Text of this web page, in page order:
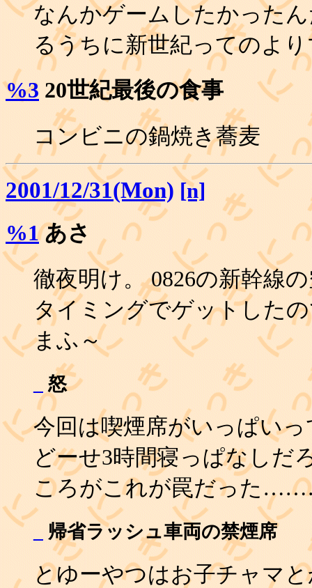
なんかゲームしたかった
るうちに新世紀ってのよ
%3 20世紀最後の食事
コンビニの鍋焼き蕎麦
2001/12/31(Mon) [n]
%1あさ
徹夜明け。 0826の新幹線
タイミングでゲットした
まふ～
怒
今回は喫煙席がいっぱい
どーせ3時間寝っぱなしだ
ころがこれが罠だった
帰省ラッシュ車両の禁煙席
とゆーやつはお子チャマ